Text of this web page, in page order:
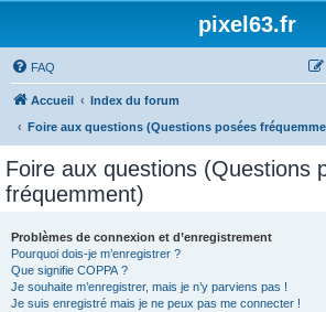
pixel63.fr
FAQ
Accueil
Index du forum
Foire aux questions (Questions posées
Foire aux questions (Questions
fréquemment)
Problèmes de connexion et d’enregistrement
Pourquoi dois-je m’enregistrer ?
Que signifie COPPA ?
Je souhaite m’enregistrer, mais je n’y parviens pas !
Je suis enregistré mais je ne peux pas me connecter !